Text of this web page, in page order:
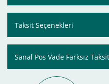
Taksit Seçenekleri
Sanal Pos Vade Farksız